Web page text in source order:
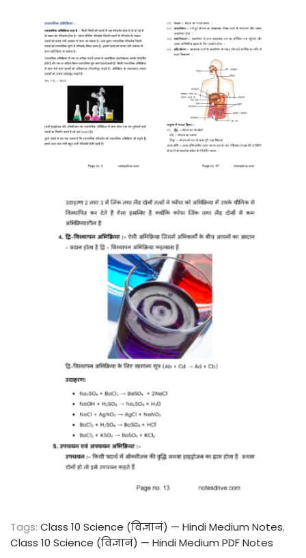
Tags: Class 10 Science (विज्ञानं) — Hindi Medium Notes,
Class 10 Science (विज्ञानं) — Hindi Medium PDF Notes